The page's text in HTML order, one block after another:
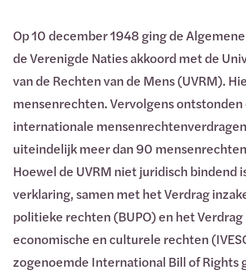
Op 10 december 1948 ging de
de Verenigde Naties akkoord met de
van de Rechten van de Mens (UVRM).
mensenrechten. Vervolgens
internationale
uiteindelijk meer dan 90
Hoewel de UVRM niet juridisch bindend
verklaring, samen met het Verdrag
politieke rechten (BUPO) en het Verdrag
economische en culturele rechten
zogenoemde International Bill of Rights